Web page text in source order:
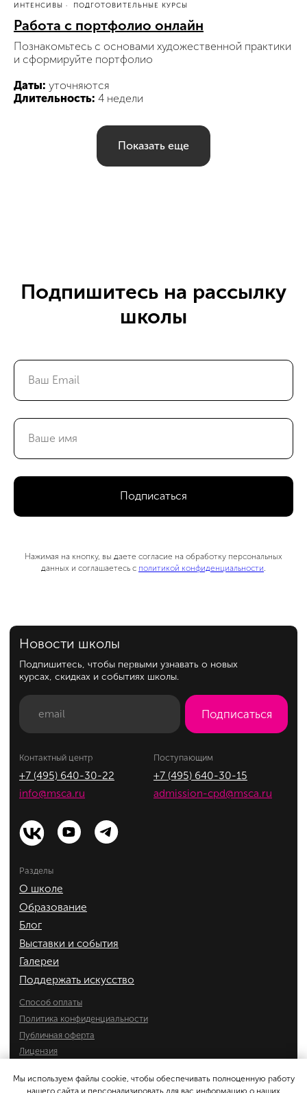
ИНТЕНСИВЫ ПОДГОТОВИТЕЛЬНЫЕ КУРСЫ
Работа с портфолио онлайн
Познакомьтесь с основами художественной практики
и сформируйте портфолио
Даты: уточняются
Длительность: 4 недели
Показать еще
Мы используем файлы cookie, чтобы обеспечивать полноценную работу
Подпишитесь на рассылку
школы
Подписаться
Нажимая на кнопку, вы даете согласие на обработку персональных
данных и соглашаетесь с политикой конфиденциальности.